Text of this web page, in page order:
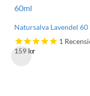
Natursalva Lavendel 60
1
159kr